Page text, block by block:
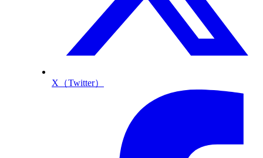
X（Twitter）